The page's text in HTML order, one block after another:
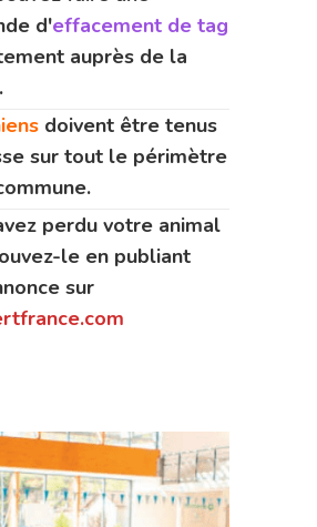
d'effacement de tag
auprès de la
doivent être tenus
sur tout le périmètre
perdu votre animal
le en publiant
sur